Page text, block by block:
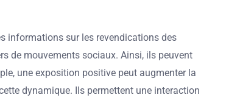
informations sur les revendications des
de mouvements sociaux. Ainsi, ils peuvent
une exposition positive peut augmenter la
dynamique. Ils permettent une interaction